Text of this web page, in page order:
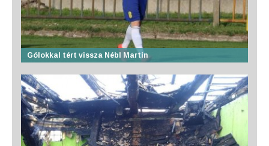
Gólokkal tért vissza Nébl Martin